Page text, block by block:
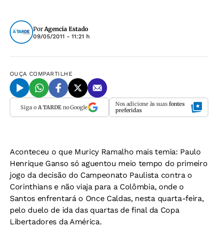
PorAgencia Estado
09/05/2011 - 11:21 h
OUÇA COMPARTILHE
Siga o A TARDEno Google Nos adicione às suas fontes
preferidas
Aconteceu o que Muricy Ramalho mais temia: Paulo
Henrique Ganso só aguentou meio tempo do primeiro
jogo da decisão do Campeonato Paulista contra o
Corinthians e não viaja para a Colômbia, onde o
Santos enfrentará o Once Caldas, nesta quarta-feira,
pelo duelo de ida das quartas de final da Copa
Libertadores da América.